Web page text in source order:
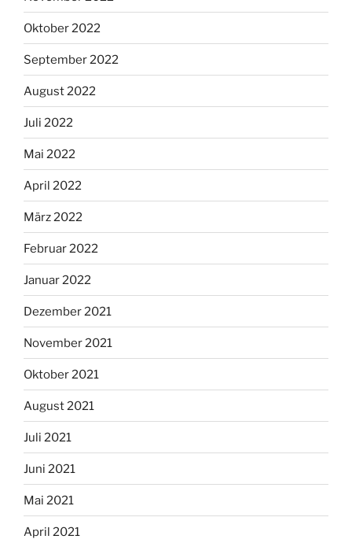
Oktober 2022
September 2022
August 2022
Juli 2022
Mai 2022
April 2022
März 2022
Februar 2022
Januar 2022
Dezember 2021
November 2021
Oktober 2021
August 2021
Juli 2021
Juni 2021
Mai 2021
April 2021